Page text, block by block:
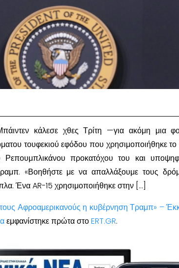
κάλεσε χθες Τρίτη —για ακόμη μια
τουφεκιού εφόδου που χρησιμοποιήθηκε
προκατόχου του και
«Βοηθήστε με να απαλλάξουμε τους
Ένα AR-15 χρησιμοποιήθηκε στην […]
Αφροαμερικανούς η κυβέρνηση Τραμπ» –
εμφανίστηκε πρώτα στοERT.GR.